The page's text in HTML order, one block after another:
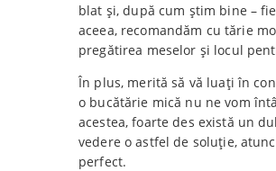
blat și, după cum știm bine –
aceea, recomandăm cu tărie
pregătirea meselor și locul
În plus, merită să vă luați în
o bucătărie mică nu ne vom
acestea, foarte des există un
vedere o astfel de soluție,
perfect.